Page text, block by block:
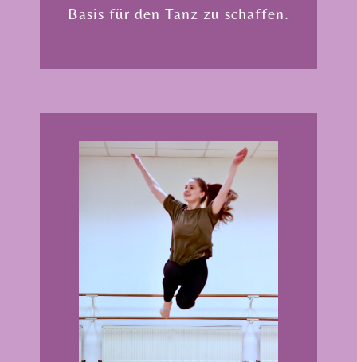
Basis für den Tanz zu schaffen.